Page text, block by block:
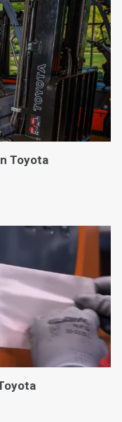
Toyota